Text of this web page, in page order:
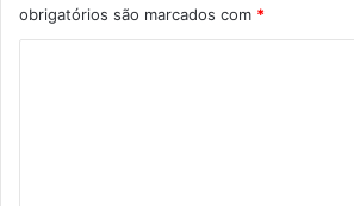
obrigatórios são marcados com *